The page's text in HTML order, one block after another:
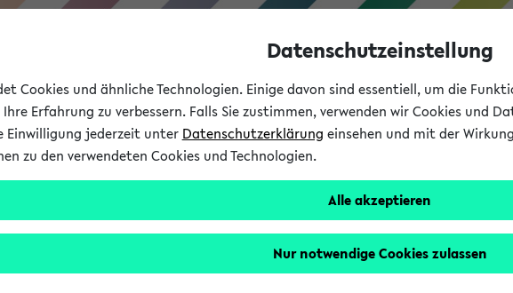
Research Studies
taught in English
Datenschutzeinstellung
Cookies und ähnliche Technologien. Einige davon sind essentiell, um die
Erfahrung zu verbessern. Falls Sie zustimmen, verwenden wir Cookies und
Einwilligung jederzeit unter Datenschutzerklärung einsehen und mit der
zu den verwendeten Cookies und Technologien.
Alle akzeptieren
Nur notwendige Cookies zulassen